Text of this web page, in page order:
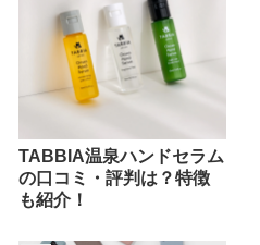
TABBIA温泉ハンドセラム
の口コミ・評判は？特徴
も紹介！